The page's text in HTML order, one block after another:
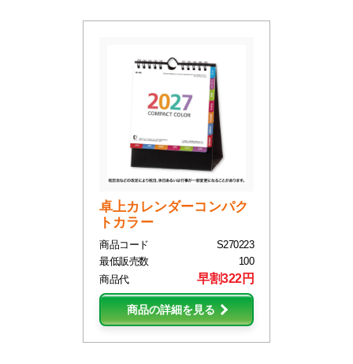
卓上カレンダーコンパク
トカラー
商品コード
S270223
最低販売数
100
商品代
早割322円
商品の詳細を見る